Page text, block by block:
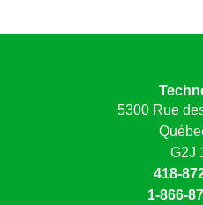
5300 Rue
G2J
418-
1-866-